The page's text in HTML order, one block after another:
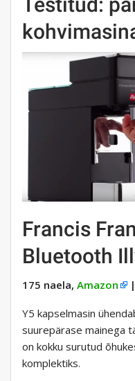
Francis
Bluetooth
175 naela, Amazon |
Y5 kapselmasin
suurepärase mainega
on kokku surutud
komplektiks.